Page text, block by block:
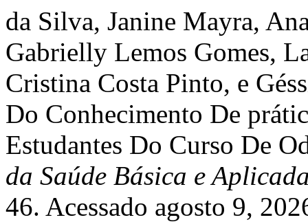
da Silva, Janine Mayra,
Gabrielly Lemos Gomes,
Cristina Costa Pinto, e
Do Conhecimento De
Estudantes Do Curso De
da Saúde Básica e
46. Acessado agosto 9,